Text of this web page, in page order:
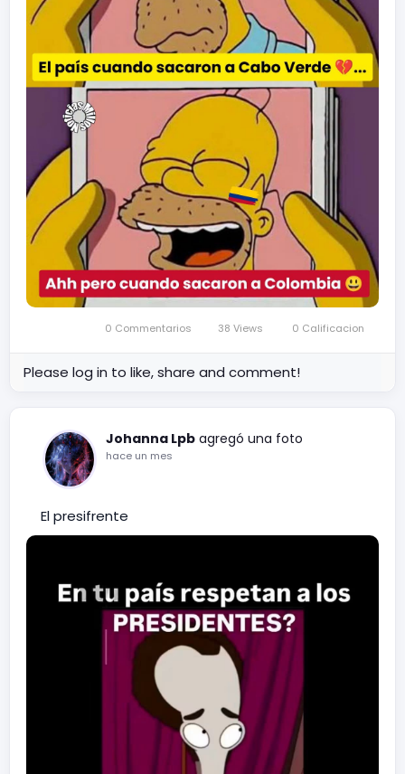
0 Commentarios 38 Views 0 Calificacion
Please log in to like, share and comment!
Johanna Lpb agregó una foto
hace un mes
El presifrente